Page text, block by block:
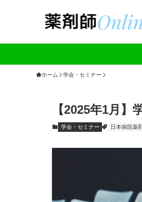
ホーム 学会・セミナー
【2025年1月
学会・セミナー 日本病院薬